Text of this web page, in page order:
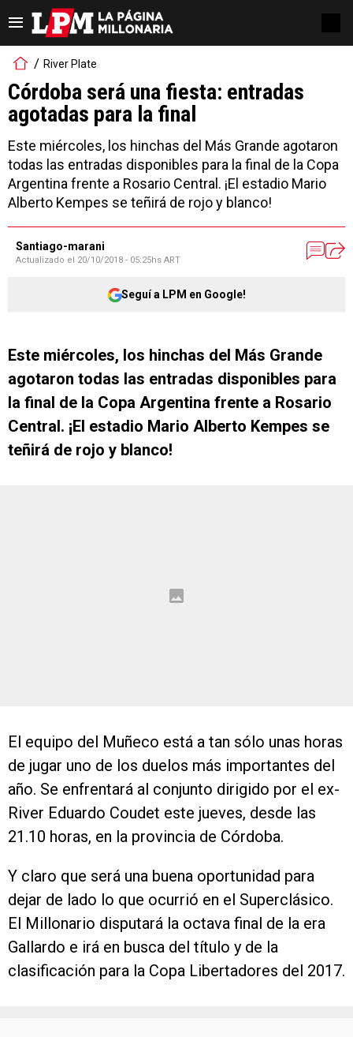
River Plate
Córdoba será una fiesta: entradas
agotadas para la final
Este miércoles, los hinchas del Más Grande agotaron
todas las entradas disponibles para la final de la Copa
Argentina frente a Rosario Central. ¡El estadio Mario
Alberto Kempes se teñirá de rojo y blanco!
Santiago-marani
Actualizado el 20/10/2018 - 05:25hs ART
Seguí a LPM en Google!
Este miércoles, los hinchas del Más Grande
agotaron todas las entradas disponibles para
la final de la Copa Argentina frente a Rosario
Central. ¡El estadio Mario Alberto Kempes se
teñirá de rojo y blanco!
El equipo del Muñeco está a tan sólo unas horas
de jugar uno de los duelos más importantes del
año. Se enfrentará al conjunto dirigido por el ex-
River Eduardo Coudet este jueves, desde las
21.10 horas, en la provincia de Córdoba.
Y claro que será una buena oportunidad para
dejar de lado lo que ocurrió en el Superclásico.
El Millonario disputará la octava final de la era
Gallardo e irá en busca del título y de la
clasificación para la Copa Libertadores del 2017.